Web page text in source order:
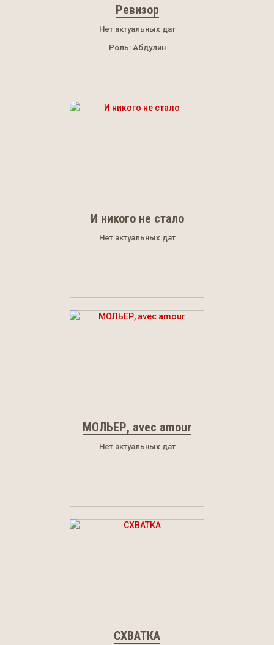
Ревизор
Нет актуальных дат
Роль: Абдулин
И никого не стало
Нет актуальных дат
МОЛЬЕР, avec amour
Нет актуальных дат
СХВАТКА